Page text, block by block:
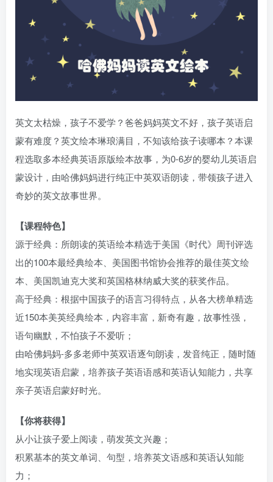
英文太枯燥，孩子不爱学？爸爸妈妈英文不好，孩子英语启
蒙有难度？英文绘本琳琅满目，不知该给孩子读哪本？本课
程选取多本经典英语原版绘本故事，为0-6岁的婴幼儿英语启
蒙设计，由哈佛妈妈进行纯正中英双语朗读，带领孩子进入
奇妙的英文故事世界。
【课程特色】
源于经典：所朗读的英语绘本精选于美国《时代》周刊评选
出的100本最经典绘本、美国图书馆协会推荐的最佳英文绘
本、美国凯迪克大奖和英国格林纳威大奖的获奖作品。
高于经典：根据中国孩子的语言习得特点，从各大榜单精选
近150本美英经典绘本，内容丰富，新奇有趣，故事性强，
语句幽默，不怕孩子不爱听；
由哈佛妈妈-多多老师中英双语逐句朗读，发音纯正，随时随
地实现英语启蒙，培养孩子英语语感和英语认知能力，共享
亲子英语启蒙好时光。
【你将获得】
从小让孩子爱上阅读，萌发英文兴趣；
积累基本的英文单词、句型，培养英文语感和英语认知能
力；